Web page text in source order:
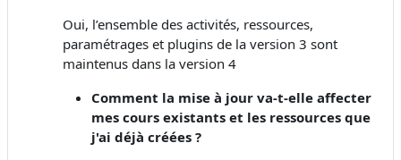
Oui, l’ensemble des activités, ressources,
paramétrages et plugins de la version 3 sont
maintenus dans la version 4
Comment la mise à jour va-t-elle affecter
mes cours existants et les ressources que
j'ai déjà créées ?